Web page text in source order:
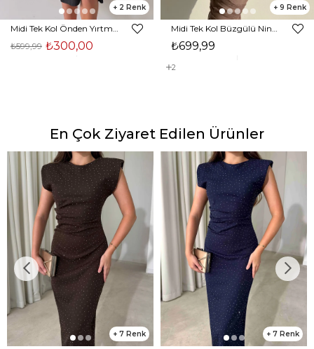
2
₺300,00
₺599,99
9
₺699,99
2
En Çok Ziyaret Edilen Ürünler
7 7